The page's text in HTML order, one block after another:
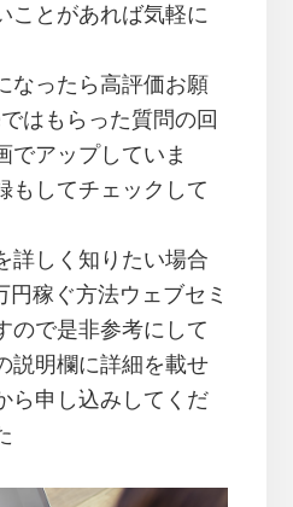
ことがあれば気軽に
なったら高評価お願
はもらった質問の回
でアップしていま
もしてチェックして
詳しく知りたい場合
円稼ぐ方法ウェブセミ
ので是非参考にして
説明欄に詳細を載せ
ら申し込みしてくだ